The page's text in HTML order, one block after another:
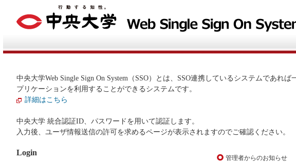
中央大学Web Single Sign On System（SSO）とは、SSO連携しているシステムであれ
プリケーションを利用することができるシステムです。
詳細はこちら
中央大学 統合認証ID、パスワードを用いて認証します。
入力後、ユーザ情報送信の許可を求めるページが表示されますのでご確認ください。
Login
管理者からのお知らせ